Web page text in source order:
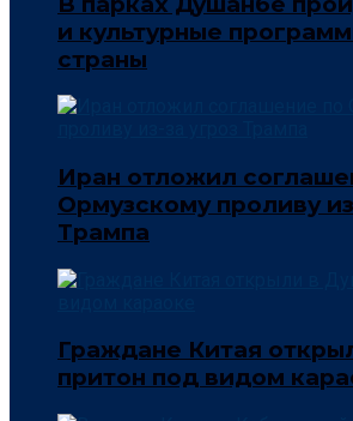
и культурные
страны
Иран отложил
Ормузскому проливу
Трампа
Граждане Китая
притон под видом